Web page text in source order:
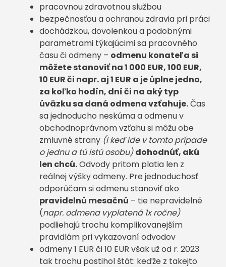
pracovnou zdravotnou službou
bezpečnosťou a ochranou zdravia pri práci
dochádzkou, dovolenkou a podobnými
parametrami týkajúcimi sa pracovného
času či odmeny – odmenu konateľa si
môžete stanoviť na 1 000 EUR, 100 EUR,
10 EUR či napr. aj 1 EUR a je úplne jedno,
za koľko hodín, dní či na aký typ
úväzku sa daná odmena vzťahuje.Čas
sa jednoducho neskúma a odmenu v
obchodnoprávnom vzťahu si môžu obe
zmluvné strany (i keď ide v tomto prípade
o jednu a tú istú osobu) dohodnúť, akú
len chcú.Odvody pritom platia len z
reálnej výšky odmeny. Pre jednoduchosť
odporúčam si odmenu stanoviť ako
pravidelnú mesačnú – tie nepravidelné
(napr. odmena vyplatená 1x ročne)
podliehajú trochu komplikovanejším
pravidlám pri vykazovaní odvodov
odmeny 1 EUR či 10 EUR však už od r. 2023
tak trochu postihol štát: keďže z takejto